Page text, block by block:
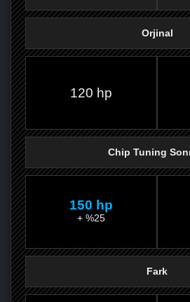
Orjinal
120 hp
Chip Tuning
150 hp
+ %25
Fark